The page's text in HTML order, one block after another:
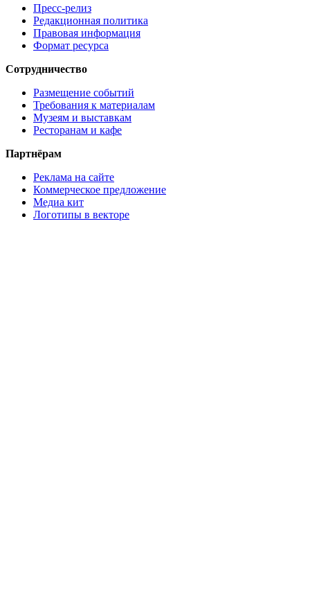
Пресс-релиз
Редакционная политика
Правовая информация
Формат ресурса
Сотрудничество
Размещение событий
Требования к материалам
Музеям и выставкам
Ресторанам и кафе
Партнёрам
Реклама на сайте
Коммерческое предложение
Медиа кит
Логотипы в векторе